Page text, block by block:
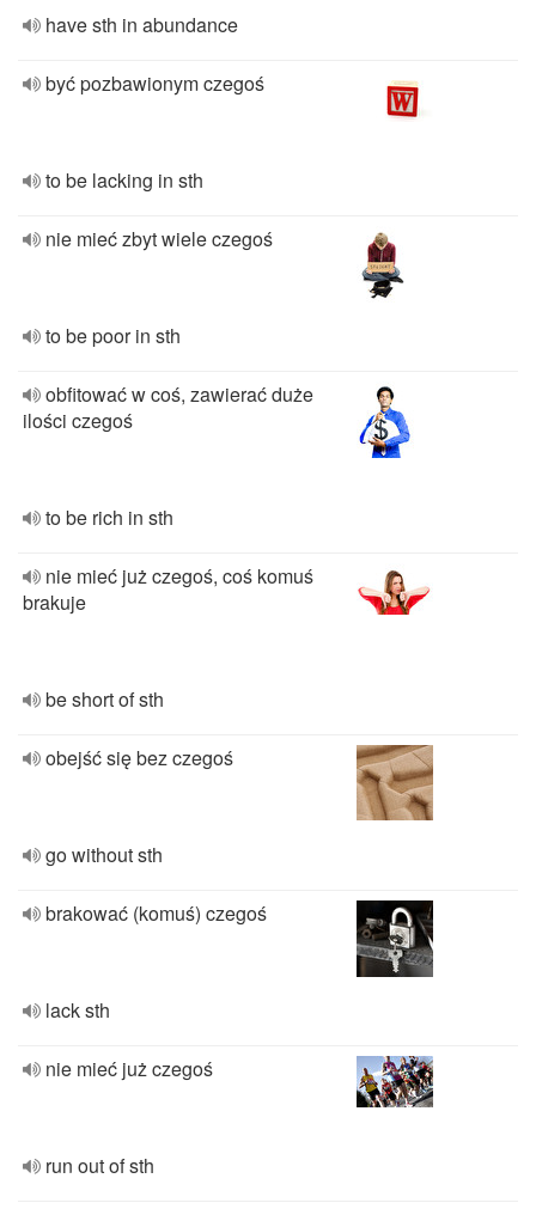
have sth in abundance
być pozbawionym czegoś
to be lacking in sth
nie mieć zbyt wiele czegoś
to be poor in sth
obfitować w coś, zawierać duże
ilości czegoś
to be rich in sth
nie mieć już czegoś, coś komuś
brakuje
be short of sth
obejść się bez czegoś
go without sth
brakować (komuś) czegoś
lack sth
nie mieć już czegoś
run out of sth